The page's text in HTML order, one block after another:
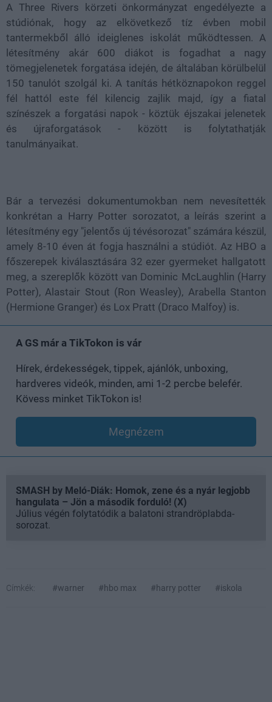
A Three Rivers körzeti önkormányzat engedélyezte a
stúdiónak, hogy az elkövetkező tíz évben mobil
tantermekből álló ideiglenes iskolát működtessen. A
létesítmény akár 600 diákot is fogadhat a nagy
tömegjelenetek forgatása idején, de általában körülbelül
150 tanulót szolgál ki. A tanítás hétköznapokon reggel
fél hattól este fél kilencig zajlik majd, így a fiatal
színészek a forgatási napok - köztük éjszakai jelenetek
és újraforgatások - között is folytathatják
tanulmányaikat.
Bár a tervezési dokumentumokban nem nevesítették
konkrétan a Harry Potter sorozatot, a leírás szerint a
létesítmény egy "jelentős új tévésorozat" számára készül,
amely 8-10 éven át fogja használni a stúdiót. Az HBO a
főszerepek kiválasztására 32 ezer gyermeket hallgatott
meg, a szereplők között van Dominic McLaughlin (Harry
Potter), Alastair Stout (Ron Weasley), Arabella Stanton
(Hermione Granger) és Lox Pratt (Draco Malfoy) is.
A GS már a TikTokon is vár
Hírek, érdekességek, tippek, ajánlók, unboxing,
hardveres videók, minden, ami 1-2 percbe belefér.
Kövess minket TikTokon is!
Megnézem
SMASH by Meló-Diák: Homok, zene és a nyár legjobb
hangulata – Jön a második forduló! (X)
Július végén folytatódik a balatoni strandröplabda-
sorozat.
Címkék: #warner #hbo max #harry potter #iskola